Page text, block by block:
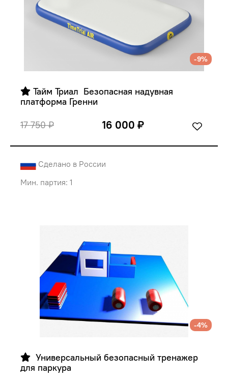
-9%
Тайм Триал  Безопасная надувная
платформа Гренни
17 750 ₽
16 000 ₽
Сделано в России
Мин. партия: 1
-4%
  Универсальный безопасный тренажер
для паркура